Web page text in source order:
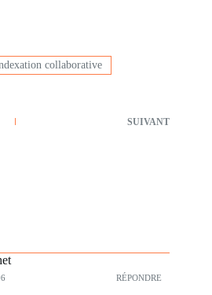
collaborative
SUIVANT
RÉPONDRE